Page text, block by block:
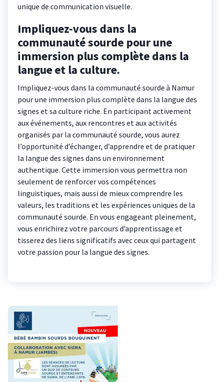
unique de communication visuelle.
Impliquez-vous dans la
communauté sourde pour une
immersion plus complète dans la
langue et la culture.
Impliquez-vous dans la communauté sourde à Namur
pour une immersion plus complète dans la langue des
signes et sa culture riche. En participant activement
aux événements, aux rencontres et aux activités
organisés par la communauté sourde, vous aurez
l’opportunité d’échanger, d’apprendre et de pratiquer
la langue des signes dans un environnement
authentique. Cette immersion vous permettra non
seulement de renforcer vos compétences
linguistiques, mais aussi de mieux comprendre les
valeurs, les traditions et les expériences uniques de la
communauté sourde. En vous engageant pleinement,
vous enrichirez votre parcours d’apprentissage et
tisserez des liens significatifs avec ceux qui partagent
votre passion pour la langue des signes.